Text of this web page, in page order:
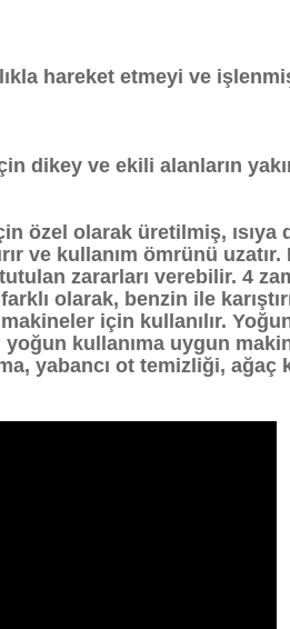
hareket etmeyi ve
dikey ve ekili alanların
özel olarak üretilmiş, ısıya
ve kullanım ömrünü
zararları verebilir. 4
olarak, benzin ile
için kullanılır.
kullanıma uygun
yabancı ot temizliği, ağaç